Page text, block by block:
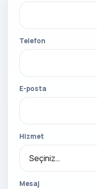
Telefon
E-posta
Hizmet
Mesaj